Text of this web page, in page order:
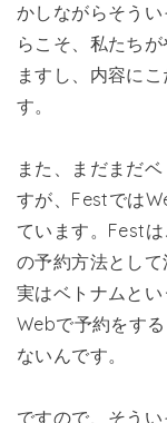
かしながらそう
らこそ、私たち
ますし、内容に
す。
また、まだまだ
すが、Festでは
ています。Fest
の予約方法として
実はベトナムと
Webで予約をす
ないんです。
ですので、そう